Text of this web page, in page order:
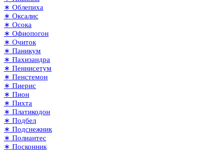
∗ Облепиха
∗ Оксалис
∗ Осока
∗ Офиопогон
∗ Очиток
∗ Паникум
∗ Пахизандра
∗ Пеннисетум
∗ Пенстемон
∗ Пиерис
∗ Пион
∗ Пихта
∗ Платикодон
∗ Подбел
∗ Подснежник
∗ Полиантес
∗ Посконник